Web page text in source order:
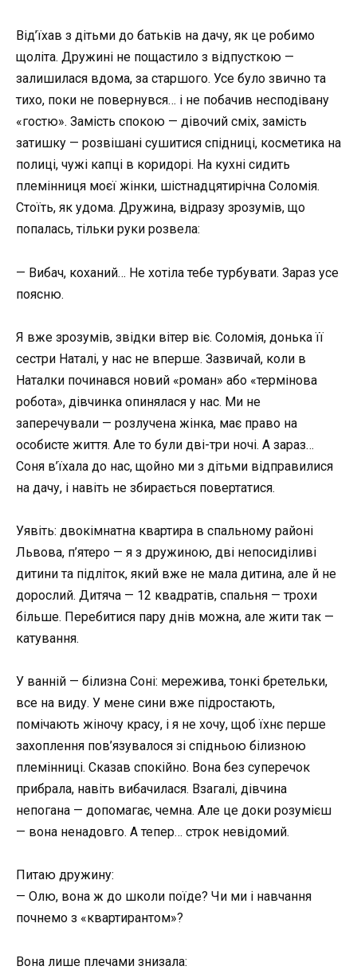
Від’їхав з дітьми до батьків на дачу, як це робимо
щоліта. Дружині не пощастило з відпусткою —
залишилася вдома, за старшого. Усе було звично та
тихо, поки не повернувся… і не побачив несподівану
«гостю». Замість спокою — дівочий сміх, замість
затишку — розвішані сушитися спідниці, косметика на
полиці, чужі капці в коридорі. На кухні сидить
племінниця моєї жінки, шістнадцятирічна Соломія.
Стоїть, як удома. Дружина, відразу зрозумів, що
попалась, тільки руки розвела:
— Вибач, коханий… Не хотіла тебе турбувати. Зараз усе
поясню.
Я вже зрозумів, звідки вітер віє. Соломія, донька її
сестри Наталі, у нас не вперше. Зазвичай, коли в
Наталки починався новий «роман» або «термінова
робота», дівчинка опинялася у нас. Ми не
заперечували — розлучена жінка, має право на
особисте життя. Але то були дві-три ночі. А зараз…
Соня в’їхала до нас, щойно ми з дітьми відправилися
на дачу, і навіть не збирається повертатися.
Уявіть: двокімнатна квартира в спальному районі
Львова, п’ятеро — я з дружиною, дві непосиділиві
дитини та підліток, який вже не мала дитина, але й не
дорослий. Дитяча — 12 квадратів, спальня — трохи
більше. Перебитися пару днів можна, але жити так —
катування.
У ванній — білизна Соні: мережива, тонкі бретельки,
все на виду. У мене сини вже підростають,
помічають жіночу красу, і я не хочу, щоб їхнє перше
захоплення пов’язувалося зі спідньою білизною
племінниці. Сказав спокійно. Вона без суперечок
прибрала, навіть вибачилася. Взагалі, дівчина
непогана — допомагає, чемна. Але це доки розумієш
— вона ненадовго. А тепер… строк невідомий.
Питаю дружину:
— Олю, вона ж до школи поїде? Чи ми і навчання
почнемо з «квартирантом»?
Вона лише плечами знизала: